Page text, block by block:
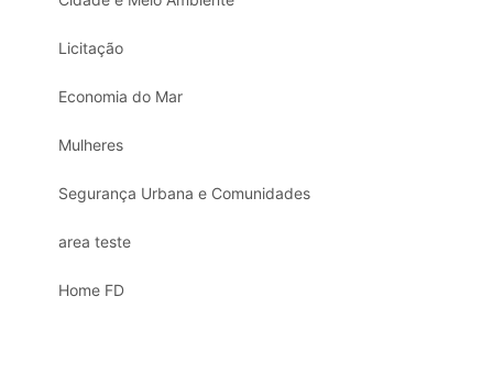
Licitação
Economia do Mar
Mulheres
Segurança Urbana e Comunidades
area teste
Home FD